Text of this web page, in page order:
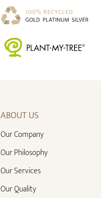
ABOUT US
Our Company
Our Philosophy
Our Services
Our Quality